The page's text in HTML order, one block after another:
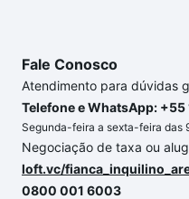
Fale Conosco
Atendimento para dúvidas
Telefone e WhatsApp:
Segunda-feira a sexta-feira das
Negociação de taxa ou
loft.vc/
0800 001 6003